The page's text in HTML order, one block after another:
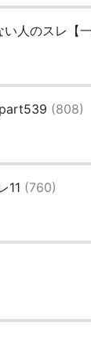
い人のスレ【
(808)
11 (760)